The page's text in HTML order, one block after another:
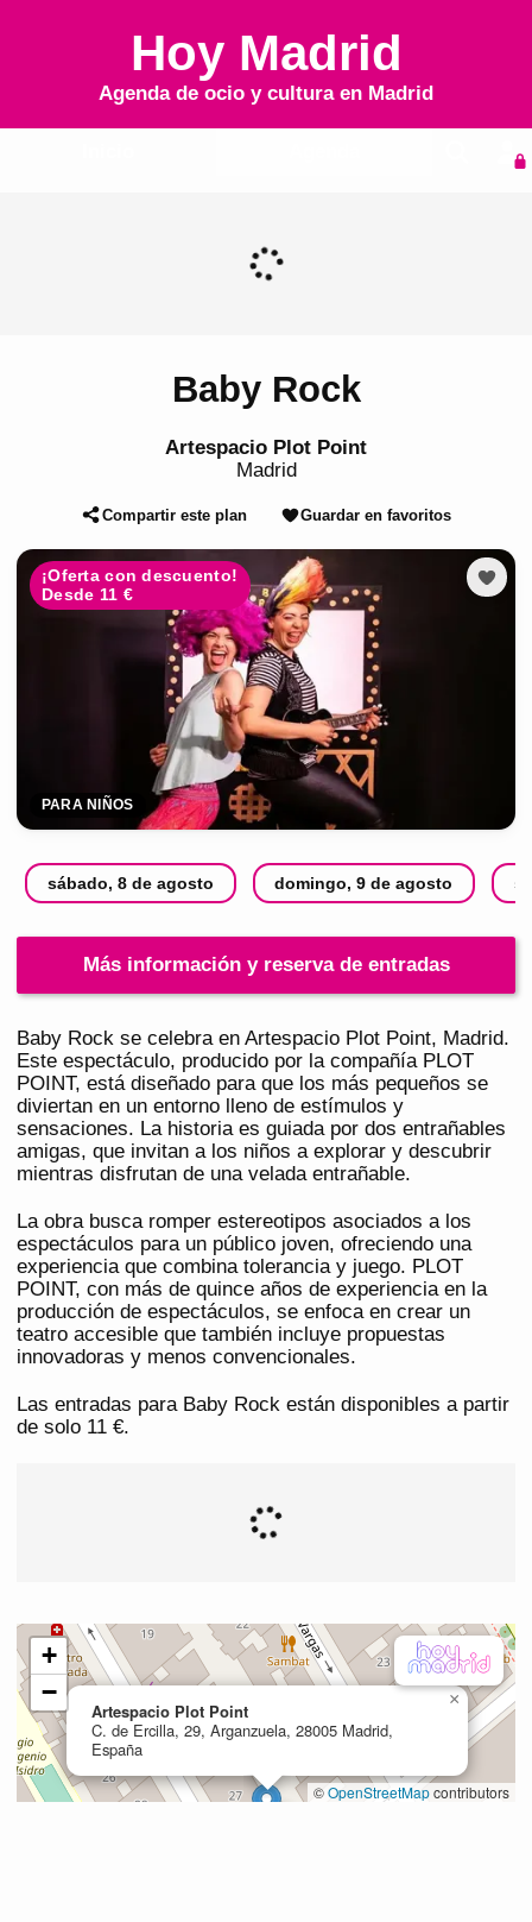
Hoy Madrid
Agenda de ocio y cultura en Madrid
Baby Rock
Artespacio Plot Point
Madrid
Compartir este plan Guardar en favoritos
¡Oferta con descuento!
Desde 11 €
PARA NIÑOS
sábado, 8 de agosto domingo, 9 de agosto
Más información y reserva de entradas
Baby Rock se celebra en Artespacio Plot Point, Madrid.
Este espectáculo, producido por la compañía PLOT
POINT, está diseñado para que los más pequeños se
diviertan en un entorno lleno de estímulos y
sensaciones. La historia es guiada por dos entrañables
amigas, que invitan a los niños a explorar y descubrir
mientras disfrutan de una velada entrañable.
La obra busca romper estereotipos asociados a los
espectáculos para un público joven, ofreciendo una
experiencia que combina tolerancia y juego. PLOT
POINT, con más de quince años de experiencia en la
producción de espectáculos, se enfoca en crear un
teatro accesible que también incluye propuestas
innovadoras y menos convencionales.
Las entradas para Baby Rock están disponibles a partir
de solo 11 €.